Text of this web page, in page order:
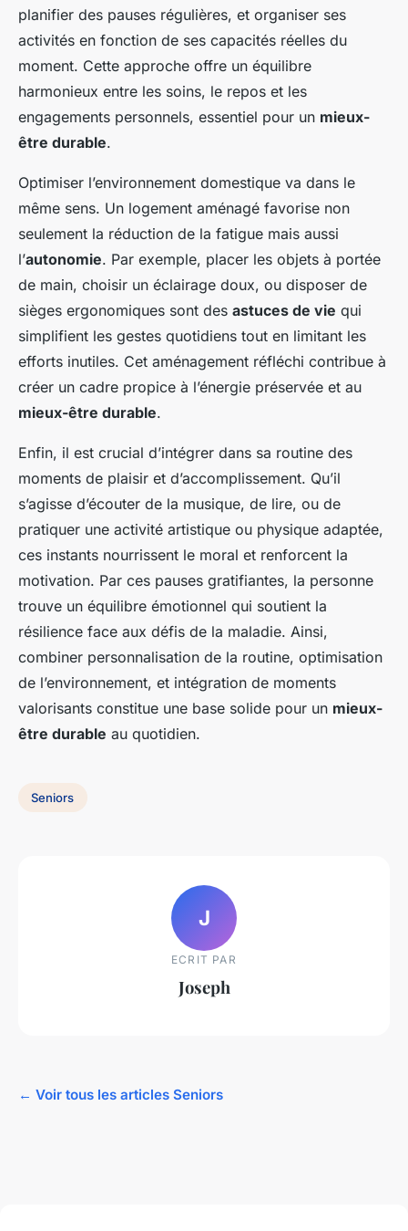
planifier des pauses régulières, et organiser ses
activités en fonction de ses capacités réelles du
moment. Cette approche offre un équilibre
harmonieux entre les soins, le repos et les
engagements personnels, essentiel pour un mieux-
être durable.
Optimiser l’environnement domestique va dans le
même sens. Un logement aménagé favorise non
seulement la réduction de la fatigue mais aussi
l’autonomie. Par exemple, placer les objets à portée
de main, choisir un éclairage doux, ou disposer de
sièges ergonomiques sont des astuces de vie qui
simplifient les gestes quotidiens tout en limitant les
efforts inutiles. Cet aménagement réfléchi contribue à
créer un cadre propice à l’énergie préservée et au
mieux-être durable.
Enfin, il est crucial d’intégrer dans sa routine des
moments de plaisir et d’accomplissement. Qu’il
s’agisse d’écouter de la musique, de lire, ou de
pratiquer une activité artistique ou physique adaptée,
ces instants nourrissent le moral et renforcent la
motivation. Par ces pauses gratifiantes, la personne
trouve un équilibre émotionnel qui soutient la
résilience face aux défis de la maladie. Ainsi,
combiner personnalisation de la routine, optimisation
de l’environnement, et intégration de moments
valorisants constitue une base solide pour un mieux-
être durable au quotidien.
Seniors
J
ECRIT PAR
Joseph
← Voir tous les articles Seniors